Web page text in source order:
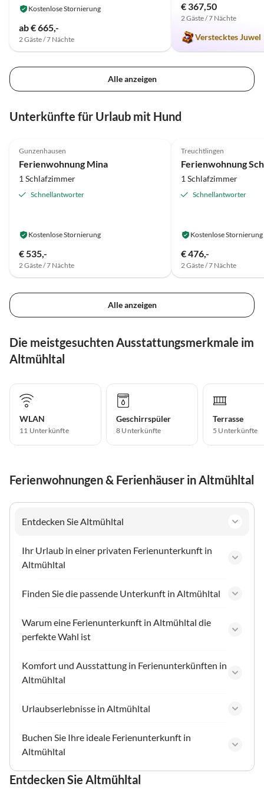
Kostenlose Stornierung
ab € 665,-
2 Gäste / 7 Nächte
€ 367,50
2 Gäste / 7 Nächte
Verstecktes Juwel
Alle anzeigen
Unterkünfte für Urlaub mit Hund
Gunzenhausen
Ferienwohnung Mina
1 Schlafzimmer
Schnellantworter
Kostenlose Stornierung
€ 535,-
2 Gäste / 7 Nächte
Treuchtlingen
Ferienwohnung
1 Schlafzimmer
Schnellantworter
Kostenlose Stornierung
€ 476,-
2 Gäste / 7 Nächte
Alle anzeigen
Die meistgesuchten Ausstattungsmerkmale im
Altmühltal
WLAN
11 Unterkünfte
Geschirrspüler
8 Unterkünfte
Terrasse
5 Unterkünfte
Ferienwohnungen & Ferienhäuser in Altmühltal
Entdecken Sie Altmühltal
Ihr Urlaub in einer privaten Ferienunterkunft in
Altmühltal
Finden Sie die passende Unterkunft in Altmühltal
Warum eine Ferienunterkunft in Altmühltal die
perfekte Wahl ist
Komfort und Ausstattung in Ferienunterkünften in
Altmühltal
Urlaubserlebnisse in Altmühltal
Buchen Sie Ihre ideale Ferienunterkunft in
Altmühltal
Entdecken Sie Altmühltal